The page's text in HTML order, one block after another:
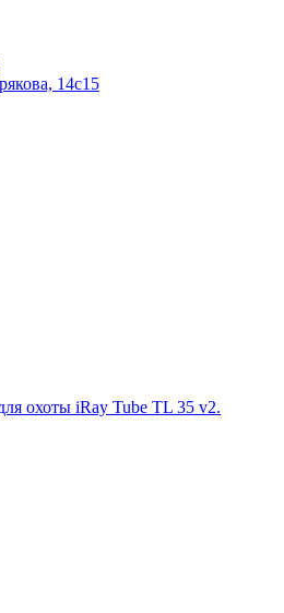
14с15
охоты iRay Tube TL 35 v2.